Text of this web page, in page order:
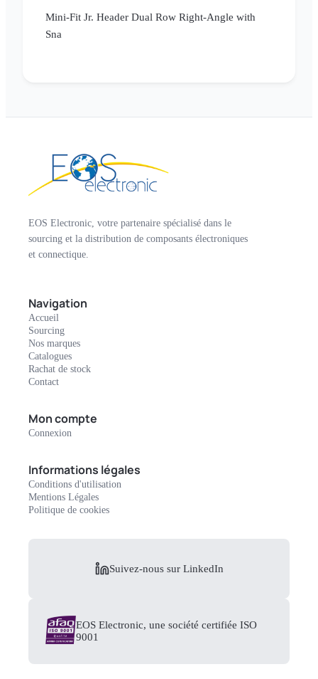
Mini-Fit Jr. Header Dual Row Right-Angle with
Sna
EOS Electronic, votre partenaire spécialisé dans le
sourcing et la distribution de composants électroniques
et connectique.
Navigation
Accueil
Sourcing
Nos marques
Catalogues
Rachat de stock
Contact
Mon compte
Connexion
Informations légales
Conditions d'utilisation
Mentions Légales
Politique de cookies
Suivez-nous sur LinkedIn
EOS Electronic, une société certifiée ISO
9001